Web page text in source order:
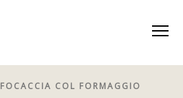
FOCACCIA COL FORMAGGIO